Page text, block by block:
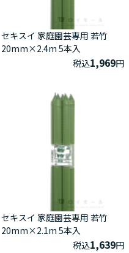
セキスイ 家庭園芸専用 若竹
20mm×2.4m 5本入
税込1,969円
セキスイ 家庭園芸専用 若竹
20mm×2.1m 5本入
税込1,639円